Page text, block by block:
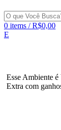
0 items / R$0,00
E
Esse Ambiente
Extra com